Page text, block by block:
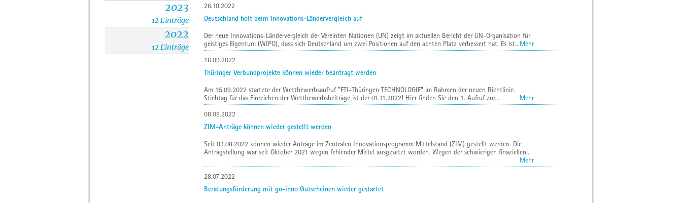
2023
12 Einträge
2022
12 Einträge
26.10.2022
Deutschland holt beim Innovations-Ländervergleich auf
Der neue Innovations-Ländervergleich der Vereinten Nationen (UN) zeigt im aktuellen Bericht der UN-Organisation für
geistiges Eigentum (WIPO), dass sich Deutschland um zwei Positionen auf den achten Platz verbessert hat. Es ist...Mehr
16.09.2022
Thüringer Verbundprojekte können wieder beantragt werden
Am 15.09.2022 startete der Wettbewerbsaufruf "FTI-Thüringen TECHNOLOGIE" im Rahmen der neuen Richtlinie.
Stichtag für das Einreichen der Wettbewerbsbeiträge ist der 01.11.2022! Hier finden Sie den 1. Aufruf zur...
Mehr
08.08.2022
ZIM-Anträge können wieder gestellt werden
Seit 03.08.2022 können wieder Anträge im Zentralen Innovationsprogramm Mittelstand (ZIM) gestellt werden. Die
Antragstellung war seit Oktober 2021 wegen fehlender Mittel ausgesetzt worden. Wegen der schwierigen finaziellen...
Mehr
28.07.2022
Beratungsförderung mit go-inno Gutscheinen wieder gestartet